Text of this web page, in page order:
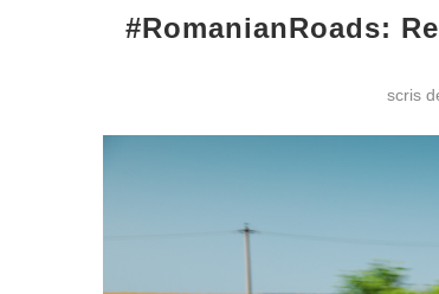
#RomanianRoads:
scris